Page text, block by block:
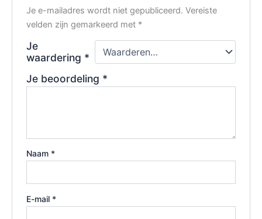
Je e-mailadres wordt niet gepubliceerd. Vereiste
velden zijn gemarkeerd met *
Je
waardering *
Je beoordeling *
Naam *
E-mail *